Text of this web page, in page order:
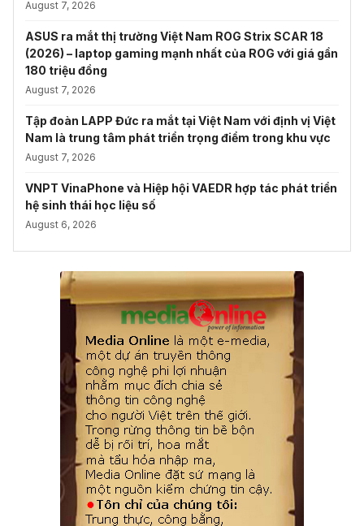
August 7, 2026
ASUS ra mắt thị trường Việt Nam ROG Strix SCAR 18
(2026) – laptop gaming mạnh nhất của ROG với giá gần
180 triệu đồng
August 7, 2026
Tập đoàn LAPP Đức ra mắt tại Việt Nam với định vị Việt
Nam là trung tâm phát triển trọng điểm trong khu vực
August 7, 2026
VNPT VinaPhone và Hiệp hội VAEDR hợp tác phát triển
hệ sinh thái học liệu số
August 6, 2026